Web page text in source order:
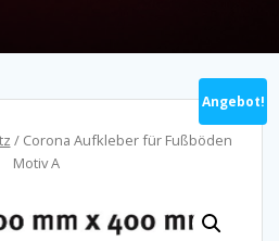
/ Corona Aufkleber für Fußböden
Motiv A
Angebot!